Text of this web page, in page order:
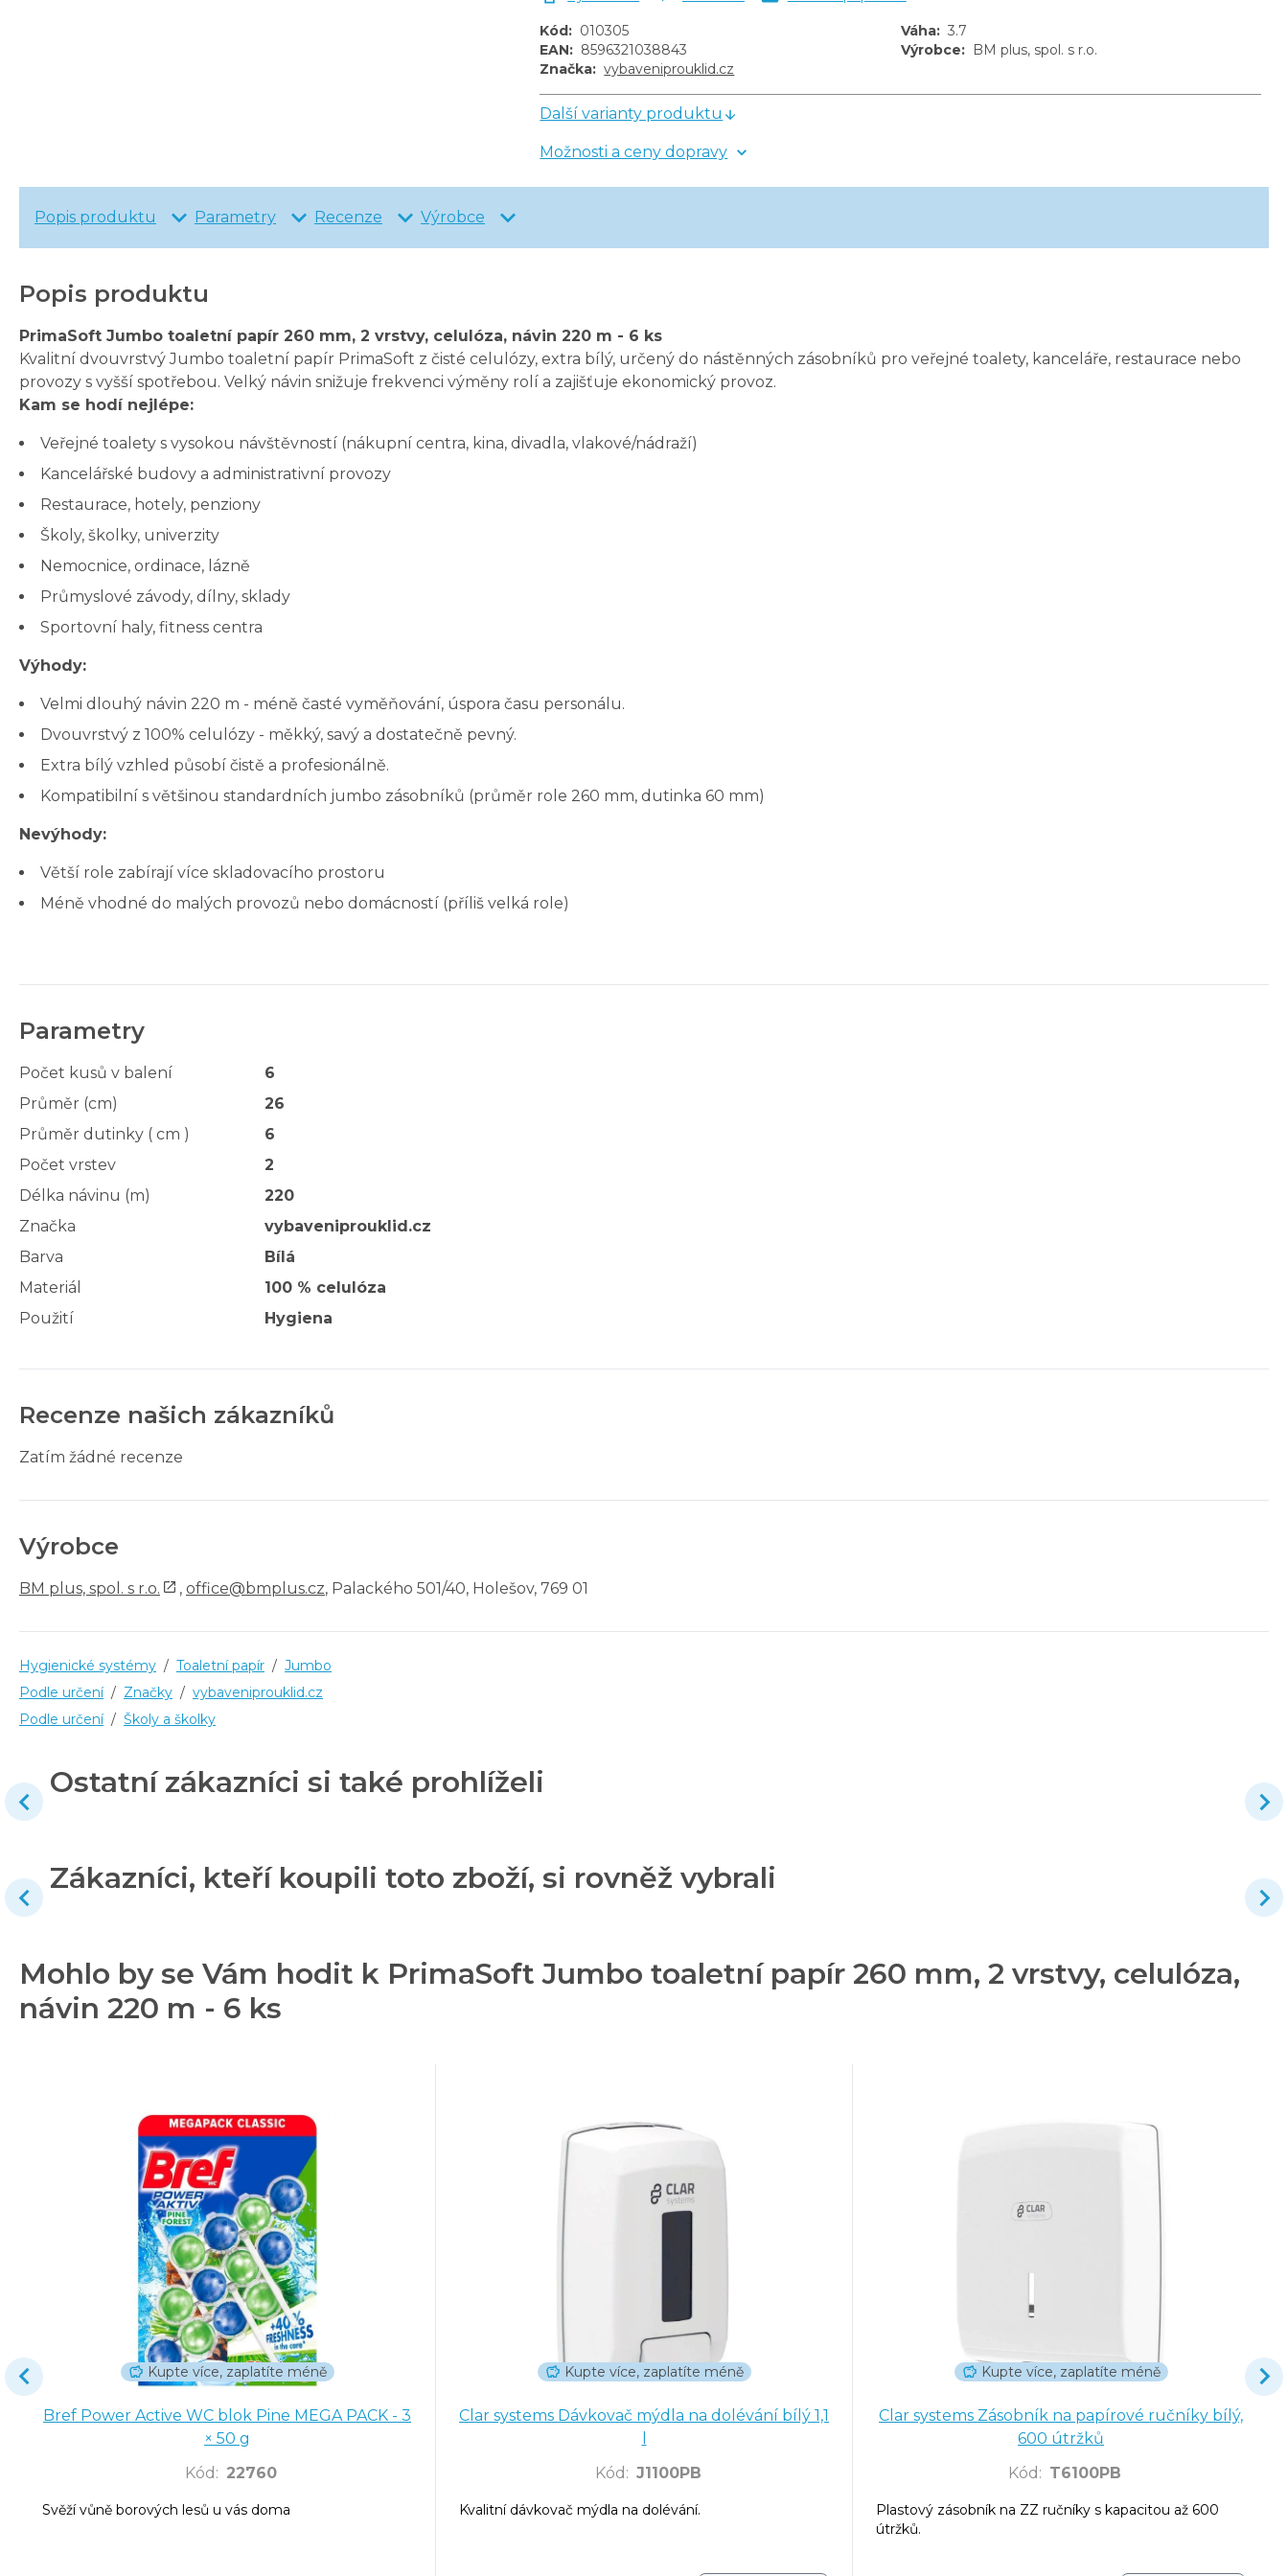
Kód: 010305 Váha: 3.7
EAN: 8596321038843 Výrobce: BM plus, spol. s r.o.
Značka: vybaveniprouklid.cz
Další varianty produktu
Možnosti a ceny dopravy
Popis produktu Parametry Recenze Výrobce
Popis produktu
PrimaSoft Jumbo toaletní papír 260 mm, 2 vrstvy, celulóza, návin 220 m - 6 ks
Kvalitní dvouvrstvý Jumbo toaletní papír PrimaSoft z čisté celulózy, extra bílý, určený do nástěnných zásobníků pro veřejné toalety, kanceláře, restaurace nebo
provozy s vyšší spotřebou. Velký návin snižuje frekvenci výměny rolí a zajišťuje ekonomický provoz.
Kam se hodí nejlépe:
Veřejné toalety s vysokou návštěvností (nákupní centra, kina, divadla, vlakové/nádraží)
Kancelářské budovy a administrativní provozy
Restaurace, hotely, penziony
Školy, školky, univerzity
Nemocnice, ordinace, lázně
Průmyslové závody, dílny, sklady
Sportovní haly, fitness centra
Výhody:
Velmi dlouhý návin 220 m - méně časté vyměňování, úspora času personálu.
Dvouvrstvý z 100% celulózy - měkký, savý a dostatečně pevný.
Extra bílý vzhled působí čistě a profesionálně.
Kompatibilní s většinou standardních jumbo zásobníků (průměr role 260 mm, dutinka 60 mm)
Nevýhody:
Větší role zabírají více skladovacího prostoru
Méně vhodné do malých provozů nebo domácností (příliš velká role)
Parametry
Počet kusů v balení
6
Průměr (cm)
26
Průměr dutinky ( cm )
6
Počet vrstev
2
Délka návinu (m)
220
Značka
vybaveniprouklid.cz
Barva
Bílá
Materiál
100 % celulóza
Použití
Hygiena
Recenze našich zákazníků
Zatím žádné recenze
Výrobce
BM plus, spol. s r.o. , office@bmplus.cz, Palackého 501/40, Holešov, 769 01
Hygienické systémy / Toaletní papír / Jumbo
Podle určení / Značky / vybaveniprouklid.cz
Podle určení / Školy a školky
Ostatní zákazníci si také prohlíželi
Zákazníci, kteří koupili toto zboží, si rovněž vybrali
Mohlo by se Vám hodit k PrimaSoft Jumbo toaletní papír 260 mm, 2 vrstvy, celulóza,
návin 220 m - 6 ks
Kupte více, zaplatíte méně
Bref Power Active WC blok Pine MEGA PACK - 3
× 50 g
Kód : 22760
Svěží vůně borových lesů u vás doma
Kupte více, zaplatíte méně
Clar systems Dávkovač mýdla na dolévání bílý 1,1
Kód : J1100PB
Kvalitní dávkovač mýdla na dolévání.
Kupte více, zaplatíte méně
Clar systems Zásobník na papírové ručníky bílý,
600 útržků
Kód : T6100PB
Plastový zásobník na ZZ ručníky s kapacitou až 600
útržků.